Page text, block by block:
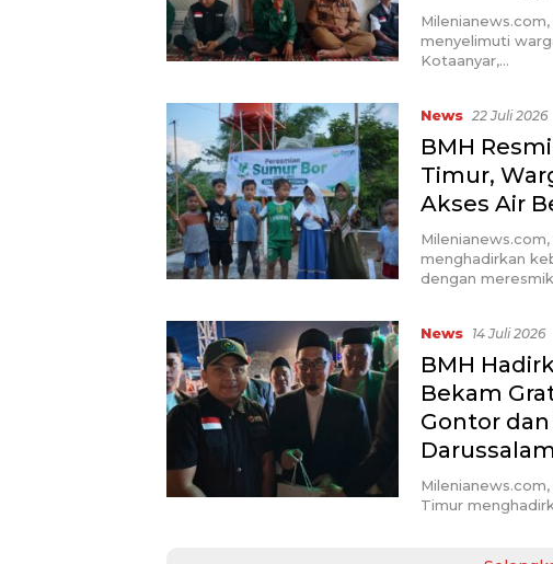
menyelimuti
Kotaanyar,…
News 22 Juli 2026
BMH
Timur,
Akses Air
menghadirkan
dengan
News 14 Juli 2026
BMH
Bekam
Gontor
Timur